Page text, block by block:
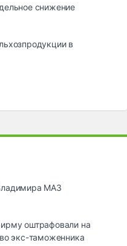
снижение
в
МАЗ
оштрафовали на
экс-таможенника